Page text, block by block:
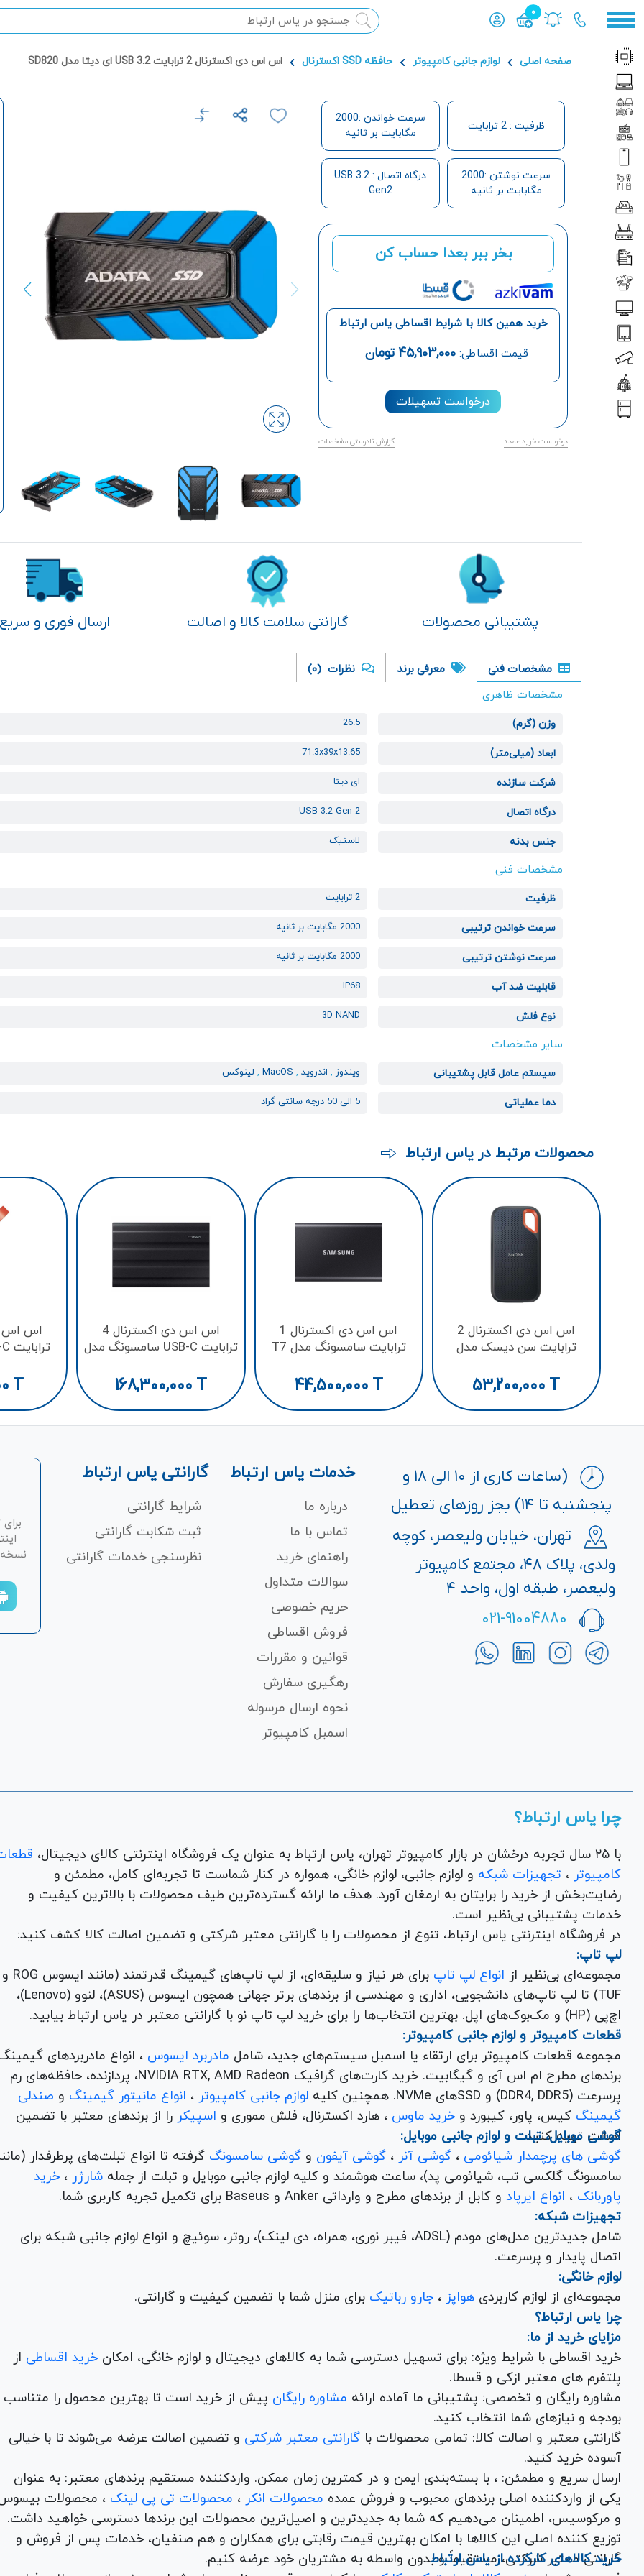
0
محصول افزوده شده به سبد
صفحه اصلی لوازم جانبی کامپیوتر حافظه SSD اکسترنال اس اس دی اکسترنال 2 ترابایت USB 3.2 ای دیتا مدل SD820
ظرفیت : 2 ترابایت
سرعت خواندن :2000
مگابایت بر ثانیه
سرعت نوشتن :2000
مگابایت بر ثانیه
درگاه اتصال : USB 3.2
Gen2
بخر ببر بعدا حساب کن
خرید همین کالا با شرایط اقساطی یاس ارتباط
قیمت اقساطی: 45,903,000 تومان
درخواست تسهیلات
درخواست خرید عمده گزارش نادرستی مشخصات
پشتیبانی محصولات گارانتی سلامت کالا و اصالت ارسال فوری و
مشخصات فنی معرفی برند نظرات (0)
مشخصات ظاهری
وزن (گرم) 26.5
ابعاد (میلی‌متر) 71.3x39x13.65
شرکت سازنده ای دیتا
درگاه اتصال USB 3.2 Gen 2
جنس بدنه لاستیک
مشخصات فنی
ظرفیت 2 ترابایت
سرعت خواندن ترتیبی 2000 مگابایت بر ثانیه
سرعت نوشتن ترتیبی 2000 مگابایت بر ثانیه
قابلیت ضد آب IP68
نوع فلش 3D NAND
سایر مشخصات
سیستم عامل قابل پشتیبانی ویندوز , اندروید ,
MacOS
, لینوکس
دما عملیاتی 5 الی 50 درجه سانتی گراد
محصولات مرتبط در یاس ارتباط
اس اس دی اکسترنال 2
ترابایت سن دیسک مدل
53,200,000 T
اس اس دی اکسترنال 1
ترابایت سامسونگ مدل T7
44,500,000 T
اس اس دی اکسترنال 4
ترابایت USB-C سامسونگ مدل
168,300,000 T
T
(ساعات کاری از ۱۰ الی ۱۸ و
پنجشنبه تا ۱۴) بجز روزهای تعطیل
تهران، خیابان ولیعصر، کوچه
ولدی، پلاک ۴۸، مجتمع کامپیوتر
ولیعصر، طبقه اول، واحد ۴
021-91004880
خدمات یاس ارتباط
درباره ما
تماس با ما
راهنمای خرید
سوالات متداول
حریم خصوصی
فروش اقساطی
قوانین و مقررات
رهگیری سفارش
نحوه ارسال مرسوله
اسمبل کامپیوتر
گارانتی یاس ارتباط
شرایط گارانتی
ثبت شکابت‌ گارانتی
نظرسنجی خدمات گارانتی
نسخه
چرا یاس ارتباط؟
با ۲۵ سال تجربه درخشان در بازار کامپیوتر تهران، یاس ارتباط به عنوان یک فروشگاه اینترنتی کالای دیجیتال،
کامپیوتر ، تجهیزات شبکه
و لوازم جانبی، لوازم خانگی، همواره در کنار شماست تا تجربه‌ای کامل، مطمئن و
رضایت‌بخش از خرید را برایتان به ارمغان آورد. هدف ما ارائه گسترده‌ترین طیف محصولات با بالاترین کیفیت و
خدمات پشتیبانی بی‌نظیر است.
در فروشگاه اینترنتی یاس ارتباط، تنوع از محصولات را با گارانتی معتبر شرکتی و تضمین اصالت کالا کشف کنید:
لپ تاپ:
مجموعه‌ای بی‌نظیر از انواع لپ تاپ
برای هر نیاز و سلیقه‌ای، از لپ تاپ‌های گیمینگ قدرتمند (مانند ایسوس ROG و
TUF) تا لپ تاپ‌های دانشجویی، اداری و مهندسی از برندهای برتر جهانی همچون ایسوس (ASUS)، لنوو (Lenovo)،
اچ‌پی (HP) و مک‌بوک‌های اپل. بهترین انتخاب‌ها را برای خرید لپ تاپ نو با گارانتی معتبر در یاس ارتباط بیابید.
قطعات کامپیوتر و لوازم جانبی کامپیوتر:
مجموعه قطعات کامپیوتر برای ارتقاء یا اسمبل سیستم‌های جدید، شامل مادربرد ایسوس ، انواع مادربردهای
برندهای مطرح ام اس آی و گیگابیت. خرید کارت‌های گرافیک NVIDIA RTX, AMD Radeon، پردازنده‌، حافظه‌های رم
پرسرعت (DDR4, DDR5) و SSDهای NVMe. همچنین کلیه
لوازم جانبی کامپیوتر ، انواع مانیتور گیمینگ
صندلی
گیمینگ کیس، پاور، کیبورد و خرید ماوس ، هارد اکسترنال، فلش مموری و اسپیکر را از برندهای معتبر با تضمین
اصالت تهیه کنید.
گوشی موبایل، تبلت و لوازم جانبی موبایل:
گوشی های پرچمدار شیائومی ، گوشی آنر ، گوشی آیفون گوشی سامسونگ گرفته تا انواع تبلت‌های پرطرفدار
سامسونگ گلکسی تب، شیائومی پد)، ساعت هوشمند و کلیه لوازم جانبی موبایل و تبلت از جملهشارژر ، خرید
پاوربانک ، انواع ایرپاد
تجهیزات شبکه:
شامل جدیدترین مدل‌های مودم (ADSL، فیبر نوری، همراه، دی لینک)، روتر، سوئیچ و انواع لوازم جانبی شبکه برای
اتصال پایدار و پرسرعت.
لوازم خانگی:
مجموعه‌ای از لوازم کاربردیهواپز ، جارو رباتیک برای منزل شما با تضمین کیفیت و گارانتی.
چرا یاس ارتباط؟
مزایای خرید از ما:
خرید اقساطی با شرایط ویژه: برای تسهیل دسترسی شما به کالاهای دیجیتال و لوازم خانگی، امکانخرید اقساطی از
پلتفرم های معتبر ازکی و قسطا.
مشاوره رایگان و تخصصی: پشتیبانی ما آماده ارائه مشاوره رایگان پیش از خرید است تا بهترین محصول را متناسب
بودجه و نیازهای شما انتخاب کنید.
گارانتی معتبر و اصالت کالا: تمامی محصولات باگارانتی معتبر شرکتی و تضمین اصالت عرضه می‌شوند تا با خیالی
آسوده خرید کنید.
ارسال سریع و مطمئن: ، با بسته‌بندی ایمن و در کمترین زمان ممکن. واردکننده مستقیم برندهای معتبر: به عنوان
یکی از واردکننده اصلی برندهای محبوب و فروش عمده محصولات انکر ، محصولات تی پی لینک ، محصولات
و مرکوسیس، اطمینان می‌دهیم که شما به جدیدترین و اصیل‌ترین محصولات این برندها دسترسی خواهید داشت.
توزیع کننده اصلی این کالاها با امکان بهترین قیمت رقابتی برای همکاران و هم صنفیان، خدمات پس از فروش و
گارانتی معتبر شرکتی، مستقیماً و بدون واسطه به مشتریان خود عرضه کنیم.
خرید کالاهای کارکرده از یاس ارتباط